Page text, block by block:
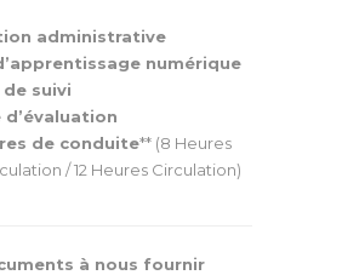
administrative
numérique
de suivi
d’évaluation
de conduite** (8 Heures
/ 12 Heures Circulation)
à nous fournir